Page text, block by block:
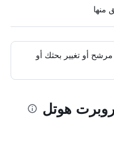
مرشح أو تغيير بحثك أو
هوتل